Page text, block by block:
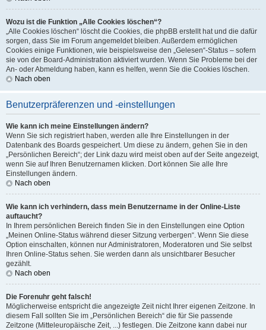
Wozu ist die Funktion „Alle Cookies löschen“?
„Alle Cookies löschen“ löscht die Cookies, die phpBB erstellt hat und die dafür
sorgen, dass Sie im Forum angemeldet bleiben. Außerdem ermöglichen
Cookies einige Funktionen, wie beispielsweise den „Gelesen“-Status – sofern
sie von der Board-Administration aktiviert wurden. Wenn Sie Probleme bei der
An- oder Abmeldung haben, kann es helfen, wenn Sie die Cookies löschen.
Nach oben
Benutzerpräferenzen und -einstellungen
Wie kann ich meine Einstellungen ändern?
Wenn Sie sich registriert haben, werden alle Ihre Einstellungen in der
Datenbank des Boards gespeichert. Um diese zu ändern, gehen Sie in den
„Persönlichen Bereich“; der Link dazu wird meist oben auf der Seite angezeigt,
wenn Sie auf Ihren Benutzernamen klicken. Dort können Sie alle Ihre
Einstellungen ändern.
Nach oben
Wie kann ich verhindern, dass mein Benutzername in der Online-Liste
auftaucht?
In Ihrem persönlichen Bereich finden Sie in den Einstellungen eine Option
„Meinen Online-Status während dieser Sitzung verbergen“. Wenn Sie diese
Option einschalten, können nur Administratoren, Moderatoren und Sie selbst
Ihren Online-Status sehen. Sie werden dann als unsichtbarer Besucher
gezählt.
Nach oben
Die Forenuhr geht falsch!
Möglicherweise entspricht die angezeigte Zeit nicht Ihrer eigenen Zeitzone. In
diesem Fall sollten Sie im „Persönlichen Bereich“ die für Sie passende
Zeitzone (Mitteleuropäische Zeit, ...) festlegen. Die Zeitzone kann dabei nur